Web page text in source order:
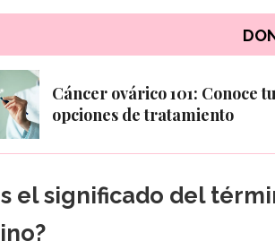
Cáncer ovárico 101: Conoce
opciones de tratamiento
el significado del